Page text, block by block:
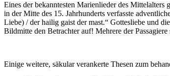
Eines der bekanntesten Marienlieder des Mittelalters
in der Mitte des 15. Jahrhunderts verfasste
Liebe) / der hailig gaist der mast.“ Gottesliebe und
Bildmitte den Betrachter auf! Mehrere der
Einige weitere, säkular verankerte Thesen zum